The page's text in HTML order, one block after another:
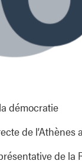
démocratie
de l’Athènes
de la